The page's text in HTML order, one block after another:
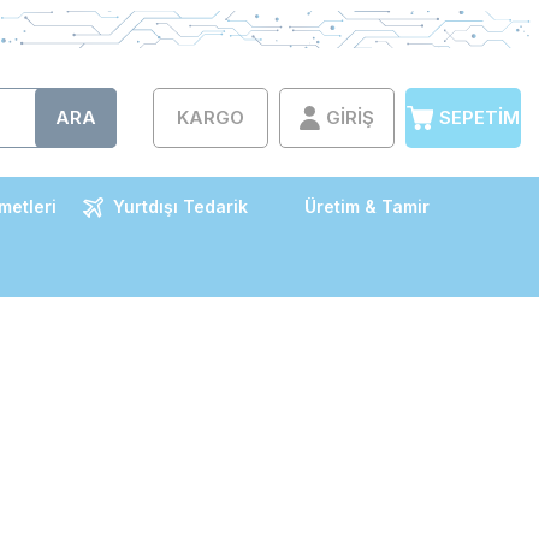
ARA KARGO GIRIŞ SEPETIM
Yurtdışı Tedarik Üretim & Tamir